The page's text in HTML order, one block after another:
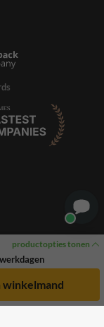
productopties tonen